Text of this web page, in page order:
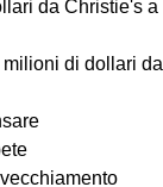
di dollari da